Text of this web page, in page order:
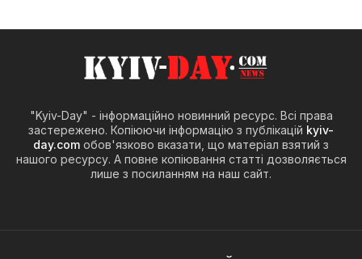
"Kyiv-Day" - інформаційно новинний ресурс. Всі права
застережено. Копіюючи інформацію з публікацій kyiv-
day.com обов'язково вказати, що матеріал взятий з
нашого ресурсу. А повне копіювання статті дозволяється
лише з посиланням на наш сайт.